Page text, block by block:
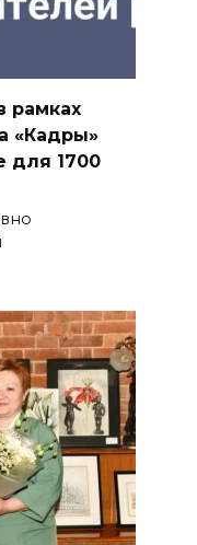
рамках
«Кадры»
для 1700